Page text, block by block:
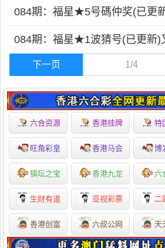
084期：福星★5号碼仲奖(已更
084期：福星★1波猜号(已更新)
下一页 1/4
六合资源 香港挂牌 特
旺角彩皇 香港马会 博
镇坛之宝 香港九龙 六
生财有道 亚视彩票 二
香港创富 六叔公网 天